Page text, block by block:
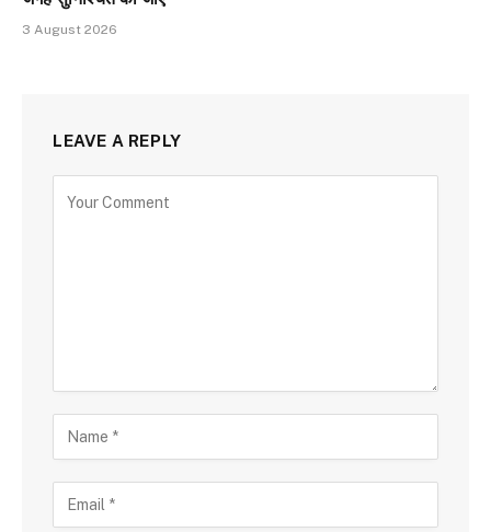
3 August 2026
LEAVE A REPLY